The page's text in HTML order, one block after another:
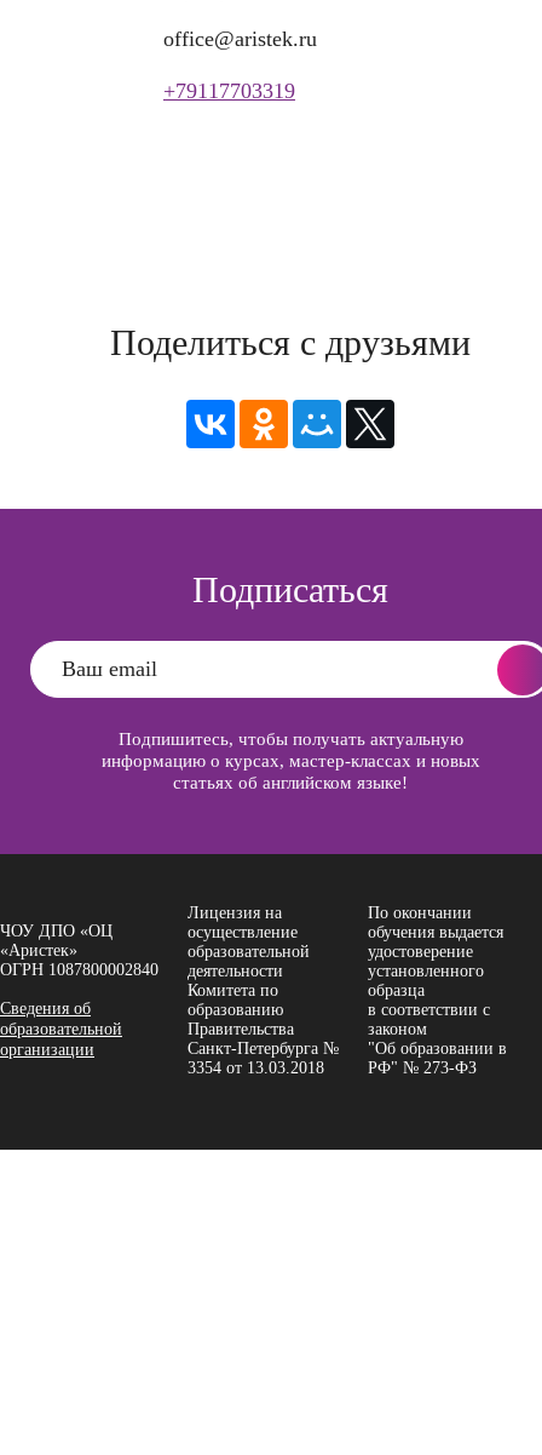
office@aristek.ru
+79117703319
Поделиться с друзьями
Подписаться
Подпишитесь, чтобы получать актуальную
информацию о курсах, мастер-классах и новых
статьях об английском языке!
ЧОУ ДПО «ОЦ
«Аристек»
ОГРН 1087800002840
Сведения об
образовательной
организации
Лицензия на
осуществление
образовательной
деятельности
Комитета по
образованию
Правительства
Санкт-Петербурга №
3354 от 13.03.2018
По окончании
обучения выдается
удостоверение
установленного
образца
в соответствии с
законом
"Об образовании в
РФ" № 273-ФЗ